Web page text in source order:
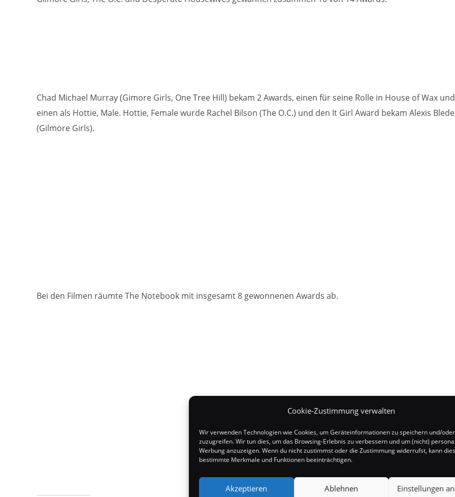
Cookie-Zustimmung verwalten
Wir verwenden Technologien wie Cookies, um Geräteinformationen zu speichern und/
zuzugreifen. Wir tun dies, um das Browsing-Erlebnis zu verbessern und um (nicht)
Werbung anzuzeigen. Wenn du nicht zustimmst oder die Zustimmung widerrufst, kann dies
bestimmte Merkmale und Funktionen beeinträchtigen.
Akzeptieren Ablehnen Einstellungen
Chad Michael Murray (Gimore Girls, One Tree Hill) bekam 2 Awards, einen für seine Rolle in House of Wax und
einen als Hottie, Male. Hottie, Female wurde Rachel Bilson (The O.C.) und den It Girl Award bekam Alexis
(Gilmore Girls).
Bei den Filmen räumte The Notebook mit insgesamt 8 gewonnenen Awards ab.